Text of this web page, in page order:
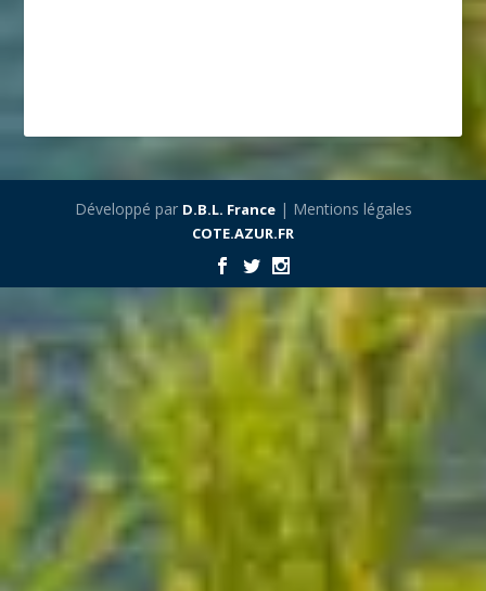
Développé par D.B.L. France| Mentions légales
COTE.AZUR.FR